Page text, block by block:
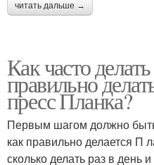
читать дальше →
Как часто
правильно
пресс Планка?
Первым шагом должно
как правильно делается П
сколько делать раз в день